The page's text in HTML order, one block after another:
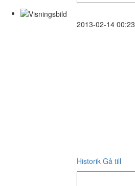
2013-02-14 00:23
Historik Gå till